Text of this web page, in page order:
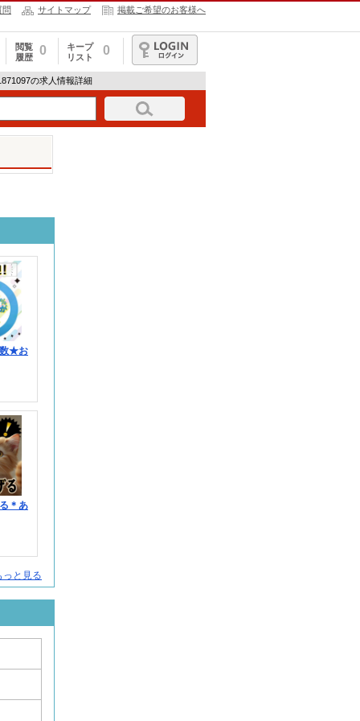
問 サイトマップ 掲載ご希望のお客様へ
閲覧
履歴
0
キープ
リスト
0
ログイン
の求人情報詳細
数★お
＊あ
と見る